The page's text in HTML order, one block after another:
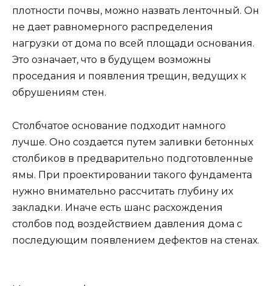
плотности почвы, можно назвать ленточный. Он
не дает равномерного распределения
нагрузки от дома по всей площади основания.
Это означает, что в будущем возможны
проседания и появления трещин, ведущих к
обрушениям стен.
Столбчатое основание подходит намного
лучше. Оно создается путем заливки бетонных
столбиков в предварительно подготовленные
ямы. При проектировании такого фундамента
нужно внимательно рассчитать глубину их
закладки. Иначе есть шанс расхождения
столбов под воздействием давления дома с
последующим появлением дефектов на стенах.